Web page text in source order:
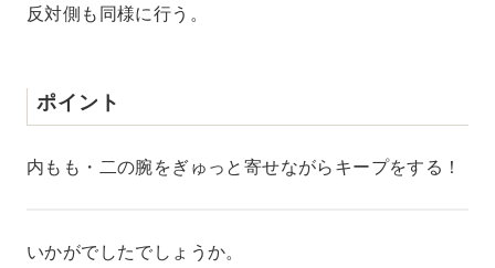
反対側も同様に行う。
ポイント
内もも・二の腕をぎゅっと寄せながらキープをする！
いかがでしたでしょうか。